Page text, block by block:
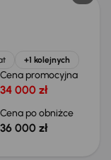
+1 kolejnych
Cena promocyjna
34 000 zł
Cena po obniżce
36 000 zł